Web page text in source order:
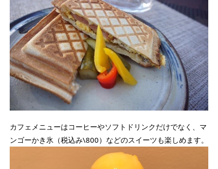
カフェメニューはコーヒーやソフトドリンクだけでなく、マ
ンゴーかき氷（税込み\800）などのスイーツも楽しめます。